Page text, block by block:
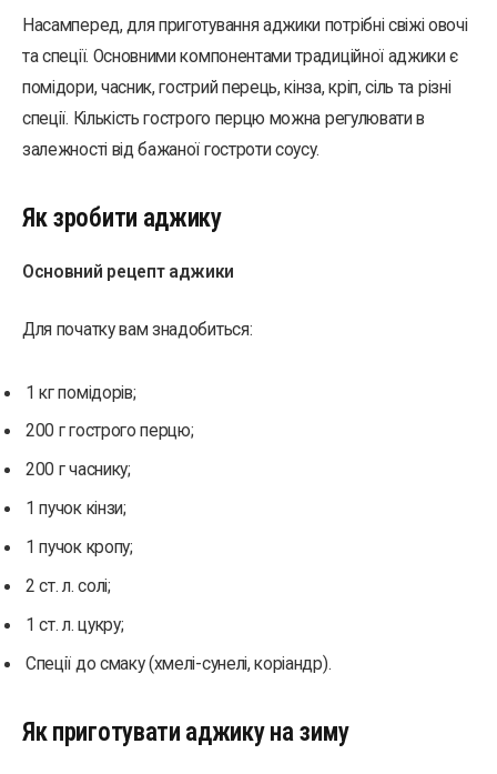
Насамперед, для приготування аджики потрібні свіжі овочі
та спеції. Основними компонентами традиційної аджики є
помідори, часник, гострий перець, кінза, кріп, сіль та різні
спеції. Кількість гострого перцю можна регулювати в
залежності від бажаної гостроти соусу.
Як зробити аджику
Основний рецепт аджики
Для початку вам знадобиться:
1 кг помідорів;
200 г гострого перцю;
200 г часнику;
1 пучок кінзи;
1 пучок кропу;
2 ст. л. солі;
1 ст. л. цукру;
Спеції до смаку (хмелі-сунелі, коріандр).
Як приготувати аджику на зиму